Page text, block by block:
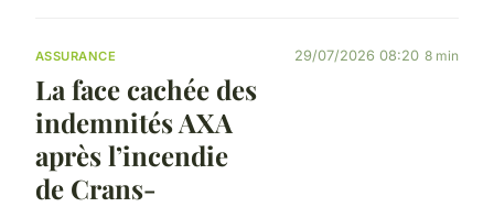
ASSURANCE
La face cachée des
indemnités AXA
après l’incendie
de Crans-
29/07/2026 08:20 8 min